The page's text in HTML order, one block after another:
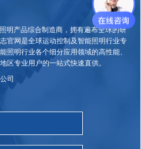
明产品综合制造商，拥有遍布全球的研
官网是全球运动控制及智能照明行业专
照明行业各个细分应用领域的高性能、
区专业用户的一站式快速直供。
司